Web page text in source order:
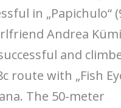
in „Papichulo“
Andrea
and
route with „Fish
The 50-meter